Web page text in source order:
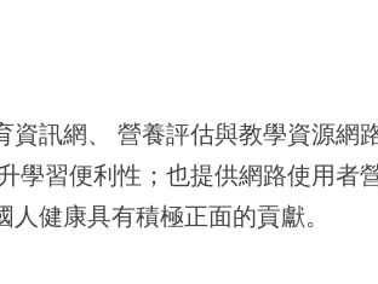
訊網、 營養評估與教學資源網
學習便利性；也提供網路使用者
健康具有積極正面的貢獻。